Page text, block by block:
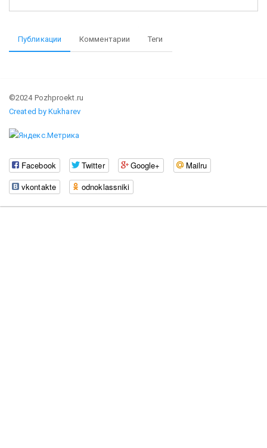
Публикации Комментарии Теги
©2024 Pozhproekt.ru
Created by Kukharev
Facebook Twitter Google+
Mailru
vkontakte
odnoklassniki